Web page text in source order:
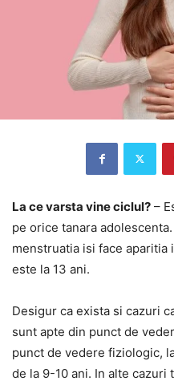
La ce varsta vine ciclul? –
pe orice tanara
menstruatia isi face aparitia
este la 13 ani.
Desigur ca exista si cazuri
sunt apte din punct de
punct de vedere fiziologic,
de la 9-10 ani. In alte